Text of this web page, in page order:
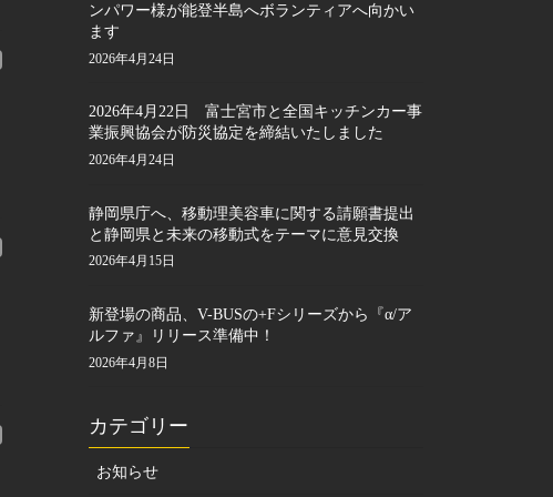
ンパワー様が能登半島へボランティアへ向かい
ます
2026年4月24日
2026年4月22日 富士宮市と全国キッチンカー事
業振興協会が防災協定を締結いたしました
2026年4月24日
静岡県庁へ、移動理美容車に関する請願書提出
と静岡県と未来の移動式をテーマに意見交換
2026年4月15日
新登場の商品、V-BUSの+Fシリーズから『α/ア
ルファ』リリース準備中！
2026年4月8日
カテゴリー
お知らせ